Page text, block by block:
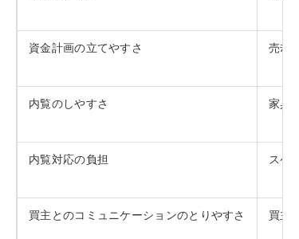
資金計画の立てやすさ 売却
内覧のしやすさ 家具
内覧対応の負担 スケ
買主とのコミュニケーションのとりやすさ 買主